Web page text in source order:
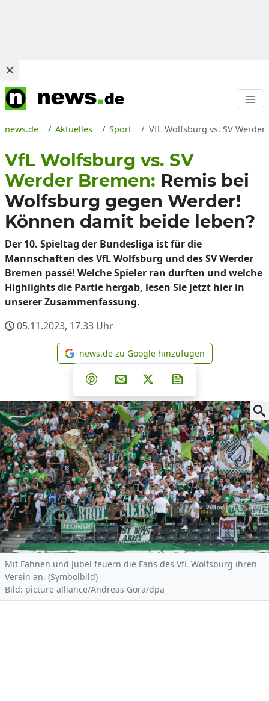
news.de Aktuelles Sport VfL Wolfsburg vs. SV
VfL Wolfsburg vs. SV
Werder Bremen: Remis bei
Wolfsburg gegen Werder!
Können damit beide leben?
Der 10. Spieltag der Bundesliga ist für die
Mannschaften des VfL Wolfsburg und des SV Werder
Bremen passé! Welche Spieler ran durften und welche
Highlights die Partie hergab, lesen Sie jetzt hier in
unserer Zusammenfassung.
05.11.2023, 17.33 Uhr
news.de zu Google
news.de zu Google hinzufügen
Teilen auf Facebook
Teilen auf Whatsapp
Teilen auf Telegram
Teilen auf Pinterest
Per E-Mail teilen
Post auf X
Mit Fahnen und Jubel feuern die Fans des VfL Wolfsburg ihren
Verein an. (Symbolbild)
Bild: picture alliance/Andreas Gora/dpa